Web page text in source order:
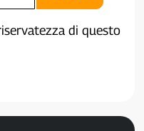
di questo